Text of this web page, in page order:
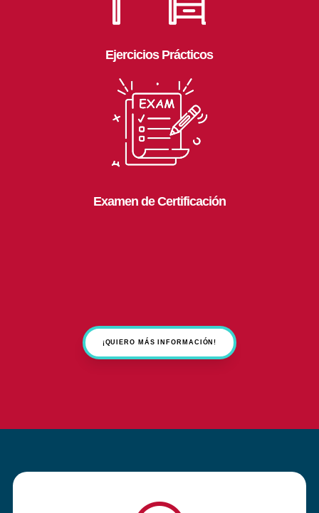
Ejercicios Prácticos
Examen de Certificación
¡QUIERO MÁS INFORMACIÓN!